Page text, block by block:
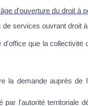
d'ouverture du droit à
services ouvrant droit
que la collectivité
la demande auprès de
par l'autorité territoriale